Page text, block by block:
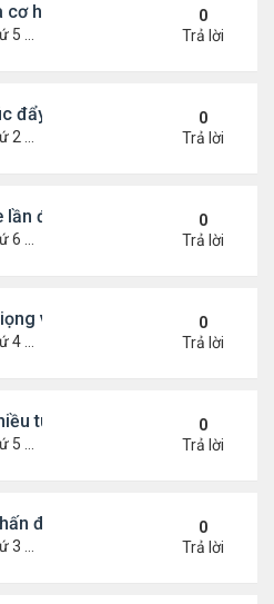
hội hợp tác cho Trung - Hàn
2026 6:00 pm
0
Trả lời
đẩy cơn sốt mua vàng ở Trung
2026 4:53 pm
0
Trả lời
lần đầu họp trực tiếp để bàn kế
2026 4:44 pm
0
Trả lời
về Greenland
2026 5:26 pm
0
Trả lời
tù nhân giữa sức ép từ Mỹ
2026 5:39 pm
0
Trả lời
động vì vụ Mỹ bắt Tổng
2026 4:43 pm
0
Trả lời